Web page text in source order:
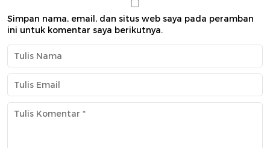
Simpan nama, email, dan situs web saya pada peramban
ini untuk komentar saya berikutnya.